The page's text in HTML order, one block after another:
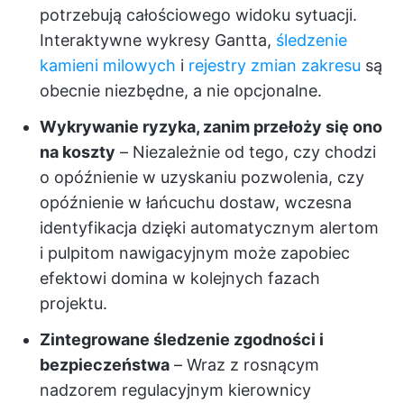
potrzebują całościowego widoku sytuacji.
Interaktywne wykresy Gantta, śledzenie
kamieni milowych i rejestry zmian zakresu są
obecnie niezbędne, a nie opcjonalne.
Wykrywanie ryzyka, zanim przełoży się ono
na koszty – Niezależnie od tego, czy chodzi
o opóźnienie w uzyskaniu pozwolenia, czy
opóźnienie w łańcuchu dostaw, wczesna
identyfikacja dzięki automatycznym alertom
i pulpitom nawigacyjnym może zapobiec
efektowi domina w kolejnych fazach
projektu.
Zintegrowane śledzenie zgodności i
bezpieczeństwa – Wraz z rosnącym
nadzorem regulacyjnym kierownicy